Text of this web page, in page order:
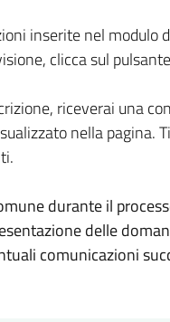
inserite nel modulo
clicca sul
riceverai una
nella pagina.
durante il
delle
comunicazioni